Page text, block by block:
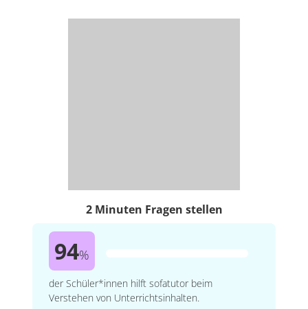
2 Minuten Fragen stellen
94%
der Schüler*innen hilft sofatutor beim
Verstehen von Unterrichtsinhalten.